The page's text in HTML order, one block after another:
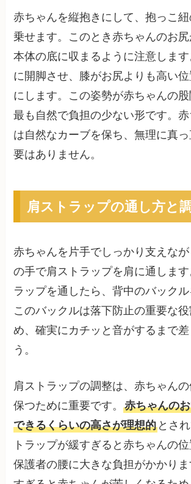
赤ちゃんを縦抱きにして、抱っこ
乗せます。このとき赤ちゃんのお
本体の底に収まるように注意しま
に開脚させ、膝がお尻よりも高い
にします。この姿勢が赤ちゃんの
最も自然で負担の少ない形です。
は自然なカーブを保ち、無理に真
要はありません。
肩ストラップの通し方と
赤ちゃんを片手でしっかり支えな
の手で肩ストラップを肩に通します
ラップを通したら、背中のバックル
このバックルは落下防止の重要な
め、確実にカチッと音がするまで差
う。
肩ストラップの調整は、赤ちゃん
保つために重要です。赤ちゃんの
できるくらいの高さが理想的 とさ
トラップが緩すぎると赤ちゃんの位
保護者の腰に大きな負担がかかり